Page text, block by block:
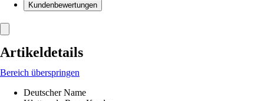
Kundenbewertungen
Artikeldetails
Bereich überspringen
Deutscher Name